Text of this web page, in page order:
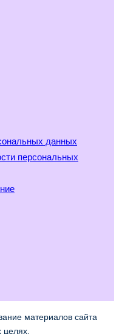
данных
персональных
материалов сайта
целях.